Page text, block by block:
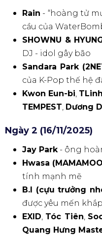
Rain - “hoàng tử
cầu của
SHOWNU &
DJ - idol gây bão
Sandara Park
của K-Pop thế hệ
Kwon Eun-bi TLinh
TEMPEST Dương
Ngày 2 (16/11/2025)
Jay Park - ông
Hwasa
tính mạnh mẽ
B.I (cựu trưởng
được yêu mến
EXID Tóc Tiên
Quang Hưng